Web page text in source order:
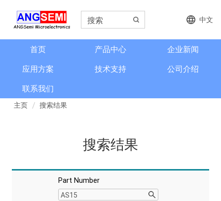
中文
首页 产品中心
企业新闻
应用方案
技术支持
公司介绍
联系我们
主页 搜索结果
搜索结果
Part Number